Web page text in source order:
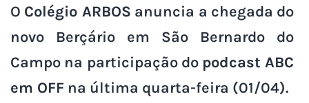
O Colégio ARBOS anuncia a chegada do
novo Berçário em São Bernardo do
Campo na participação do podcast ABC
em OFF na última quarta-feira (01/04).